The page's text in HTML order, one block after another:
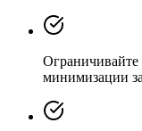
минимизации